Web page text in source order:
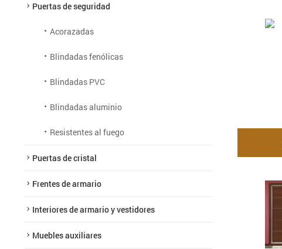
Puertas de seguridad
Acorazadas
Blindadas fenólicas
Blindadas PVC
Blindadas aluminio
Resistentes al fuego
Puertas de cristal
Frentes de armario
Interiores de armario y vestidores
Muebles auxiliares